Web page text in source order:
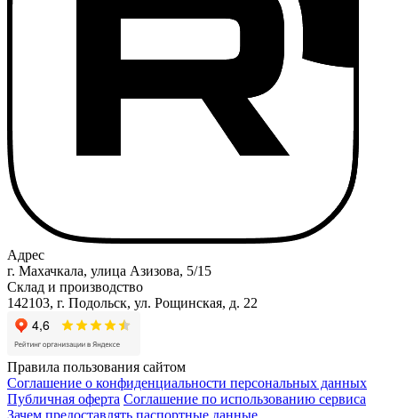
Адрес
г. Махачкала, улица Азизова, 5/15
Склад и производство
142103, г. Подольск, ул. Рощинская, д. 22
Правила пользования сайтом
Соглашение о конфиденциальности персональных данных
Публичная оферта Соглашение по использованию сервиса
Зачем предоставлять паспортные данные